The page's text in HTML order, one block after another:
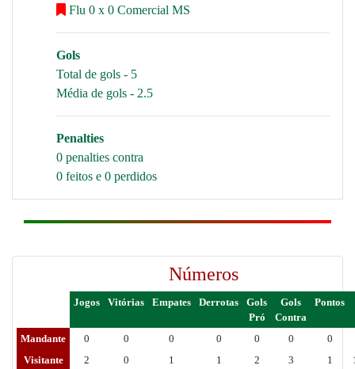
Flu 0 x 0 Comercial MS
Gols
Total de gols - 5
Média de gols - 2.5
Penalties
0 penalties contra
0 feitos e 0 perdidos
Números
Jogos Vitórias Empates Derrotas
Gols
Pró
Gols
Contra
Pontos
Mandante 0 0 0 0 0 0
0
Visitante
2 0 1 1 2 3 1